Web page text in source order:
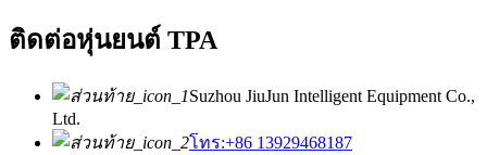
ติดต่อหุ่นยนต์ TPA
Suzhou JiuJun Intelligent Equipment Co.,
Ltd.
โทร:+86 13929468187